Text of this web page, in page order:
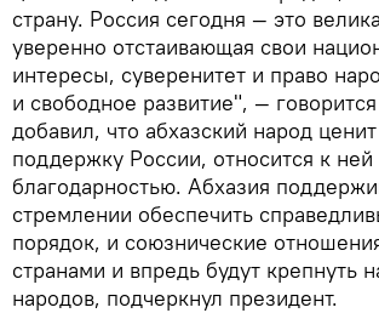
страну. Россия сегодня — это
уверенно отстаивающая свои
интересы, суверенитет и право
и свободное развитие", — говорится
добавил, что абхазский народ
поддержку России, относится к ней
благодарностью. Абхазия
стремлении обеспечить
порядок, и союзнические
странами и впредь будут крепнуть
народов, подчеркнул президент.